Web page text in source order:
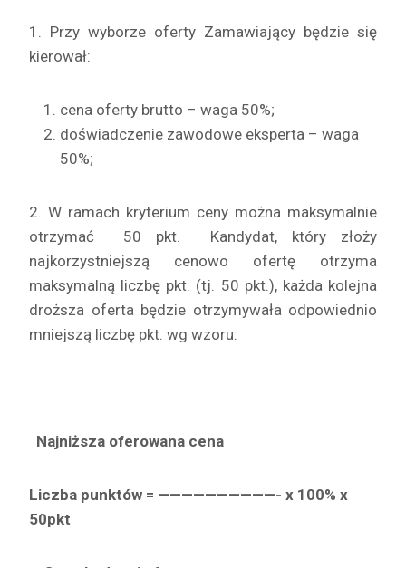
1. Przy wyborze oferty Zamawiający będzie się
kierował:
cena oferty brutto – waga 50%;
doświadczenie zawodowe eksperta – waga
50%;
2. W ramach kryterium ceny można maksymalnie
otrzymać 50 pkt. Kandydat, który złoży
najkorzystniejszą cenowo ofertę otrzyma
maksymalną liczbę pkt. (tj. 50 pkt.), każda kolejna
droższa oferta będzie otrzymywała odpowiednio
mniejszą liczbę pkt. wg wzoru:
Najniższa oferowana cena
Liczba punktów = ——————————- x 100% x
50pkt